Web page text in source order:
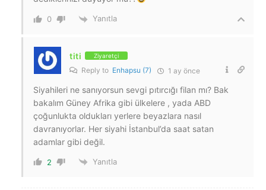
0 Yanıtla
titi Ziyaretçi
Reply to Enhapsu (7) 1 ay önce
Siyahileri ne sanıyorsun sevgi pıtırcığı filan mı? Bak
bakalım Güney Afrika gibi ülkelere , yada ABD
çoğunlukta oldukları yerlere beyazlara nasıl
davranıyorlar. Her siyahi İstanbul’da saat satan
adamlar gibi değil.
2 Yanıtla